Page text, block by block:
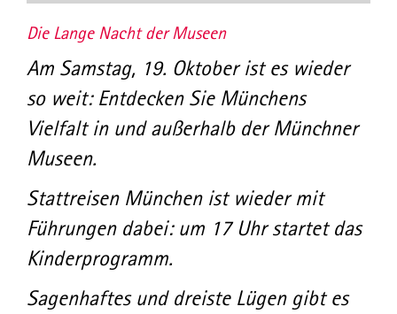
Die Lange Nacht der Museen
Am Samstag, 19. Oktober ist es wieder
so weit: Entdecken Sie Münchens
Vielfalt in und außerhalb der Münchner
Museen.
Stattreisen München ist wieder mit
Führungen dabei: um 17 Uhr startet das
Kinderprogramm.
Sagenhaftes und dreiste Lügen gibt es